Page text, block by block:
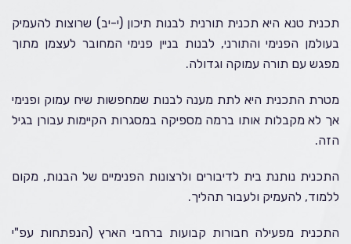
תכנית טנא היא תכנית תורנית לבנות תיכון (י-יב) שרוצות להעמיק
בעולמן הפנימי והתורני, לבנות בניין פנימי המחובר לעצמן מתוך
מפגש עם תורה עמוקה וגדולה.
מטרת התכנית היא לתת מענה לבנות שמחפשות שיח עמוק ופנימי
אך לא מקבלות אותו ברמה מספיקה במסגרות הקיימות עבורן בגיל
הזה.
התכנית נותנת בית לדיבורים ולרצונות הפנימיים של הבנות, מקום
ללמוד, להעמיק ולעבור תהליך.
התכנית מפעילה חבורות קבועות ברחבי הארץ (הנפתחות עפ"י